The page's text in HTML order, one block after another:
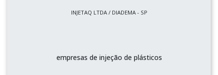
INJETAQ LTDA / DIADEMA - SP
empresas de injeção de plásticos